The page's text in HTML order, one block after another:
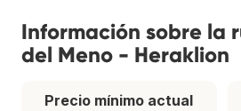
Información sobre la
del Meno - Heraklion
Precio mínimo actual